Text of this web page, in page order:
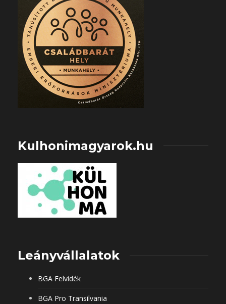
Kulhonimagyarok.hu
Leányvállalatok
BGA Felvidék
BGA Pro Transilvania